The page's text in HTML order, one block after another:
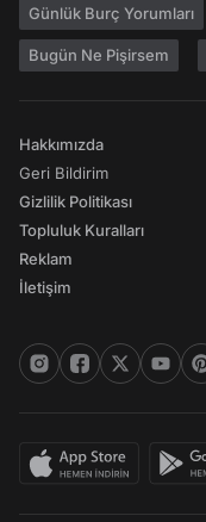
Günlük Burç Yorumları
Bugün Ne Pişirsem
Hakkımızda
Geri Bildirim
Gizlilik Politikası
Topluluk Kuralları
Reklam
İletişim